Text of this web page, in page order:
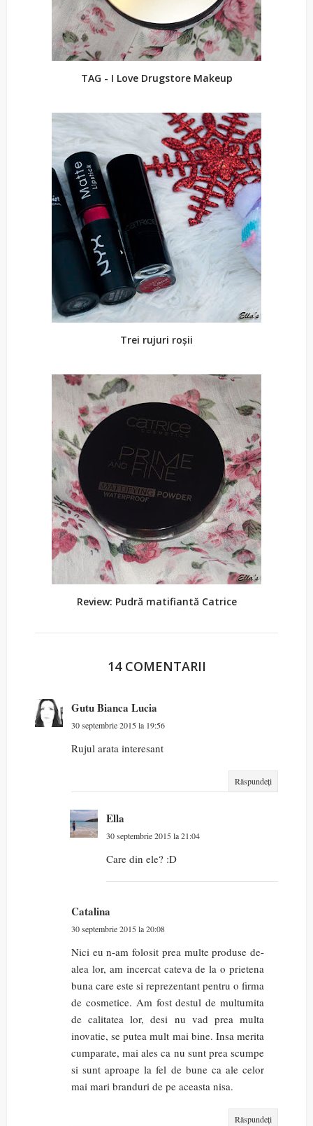
TAG - I Love Drugstore Makeup
Trei rujuri roșii
Review: Pudră matifiantă Catrice
14 COMENTARII
Gutu Bianca Lucia
30 septembrie 2015 la 19:56
Rujul arata interesant
Răspundeți
Ella
30 septembrie 2015 la 21:04
Care din ele? :D
Catalina
30 septembrie 2015 la 20:08
Nici eu n-am folosit prea multe produse de-
alea lor, am incercat cateva de la o prietena
buna care este si reprezentant pentru o firma
de cosmetice. Am fost destul de multumita
de calitatea lor, desi nu vad prea multa
inovatie, se putea mult mai bine. Insa merita
cumparate, mai ales ca nu sunt prea scumpe
si sunt aproape la fel de bune ca ale celor
mai mari branduri de pe aceasta nisa.
Răspundeți